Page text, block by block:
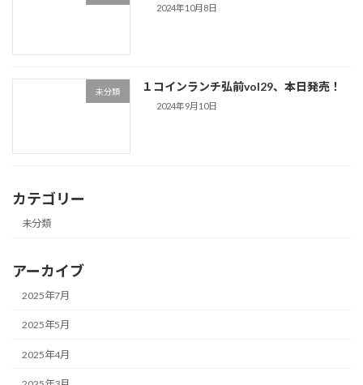
2024年10月8日
未分類 １コインランチ弘前vol29、本日発売！
2024年9月10日
カテゴリー
未分類
アーカイブ
2025年7月
2025年5月
2025年4月